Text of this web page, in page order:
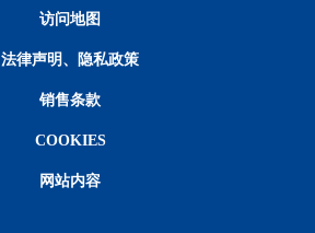
访问地图
法律声明、隐私政策
销售条款
COOKIES
网站内容